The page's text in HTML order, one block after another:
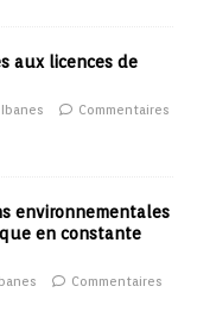
aux licences de
Commentaires
environnementales
en constante
Commentaires